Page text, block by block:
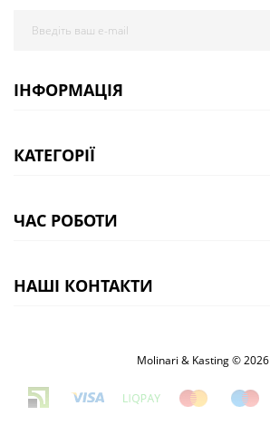
ІНФОРМАЦІЯ
КАТЕГОРІЇ
ЧАС РОБОТИ
НАШІ КОНТАКТИ
Molinari & Kasting © 2026